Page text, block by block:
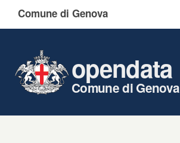
Comune di Genova
opendata
Comune di Genova